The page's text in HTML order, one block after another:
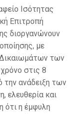
Ισότητας
Επιτροπή
διοργανώνουν
με
των
στις 8
ανάδειξη των
ελευθερία και
ότι η έμφυλη